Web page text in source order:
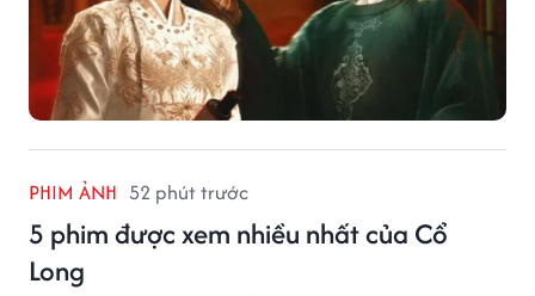
PHIM ẢNH 52 phút trước
5 phim được xem nhiều nhất của Cổ
Long